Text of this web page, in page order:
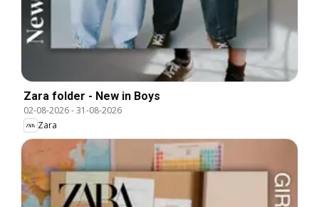
Zara folder - New in Boys
02-08-2026-31-08-2026
Zara